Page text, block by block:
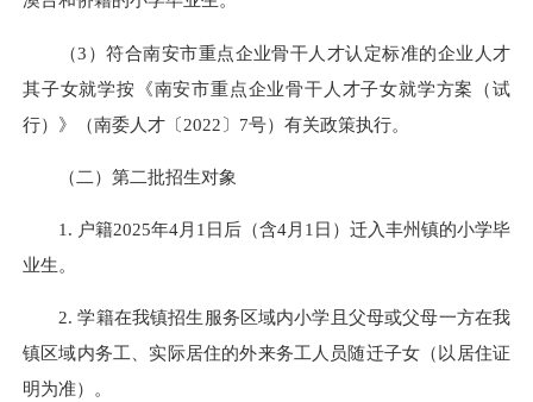
（3）符合南安市重点企业骨干人才认定标准的企业人才
其子女就学按《南安市重点企业骨干人才子女就学方案（试
行）》（南委人才〔2022〕7号）有关政策执行。
（二）第二批招生对象
1. 户籍2025年4月1日后（含4月1日）迁入丰州镇的小学毕
业生。
2. 学籍在我镇招生服务区域内小学 且 父母或父母一方在我
镇区域内务工、实际居住的外来务工人员随迁子女（以居住证
明为准）。